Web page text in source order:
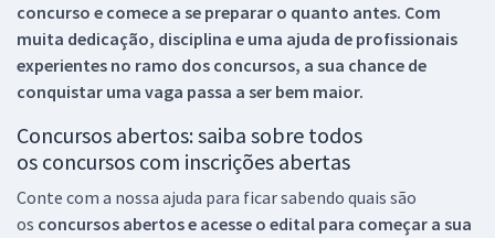
concurso e comece a se preparar o quanto antes. Com
muita dedicação, disciplina e uma ajuda de profissionais
experientes no ramo dos concursos, a sua chance de
conquistar uma vaga passa a ser bem maior.
Concursos abertos: saiba sobre todos
os concursos com inscrições abertas
Conte com a nossa ajuda para ficar sabendo quais são
os concursos abertos e acesse o edital para começar a sua